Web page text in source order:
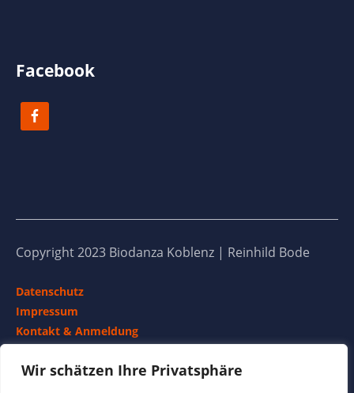
Wir schätzen Ihre Privatsphäre
Facebook
Copyright 2023 Biodanza Koblenz | Reinhild Bode
Datenschutz
Impressum
Kontakt & Anmeldung
Teilnahmebedingungen